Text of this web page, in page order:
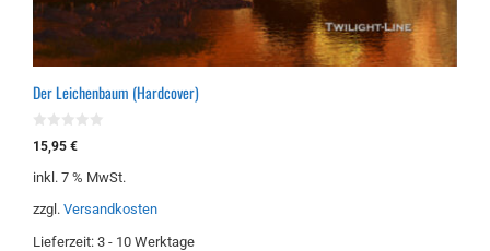
Der Leichenbaum (Hardcover)
0
v
n
15,95 €
inkl. 7 % MwSt.
zzgl. Versandkosten
Lieferzeit: 3 - 10 Werktage